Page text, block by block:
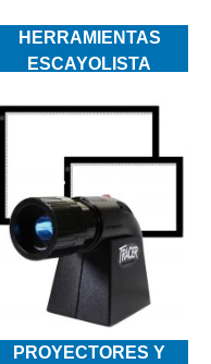
HERRAMIENTAS
ESCAYOLISTA
PROYECTORES Y